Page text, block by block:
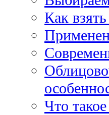
Как
Что